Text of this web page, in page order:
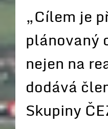
„Cílem je
plánovaný
nejen na
dodává
Skupiny